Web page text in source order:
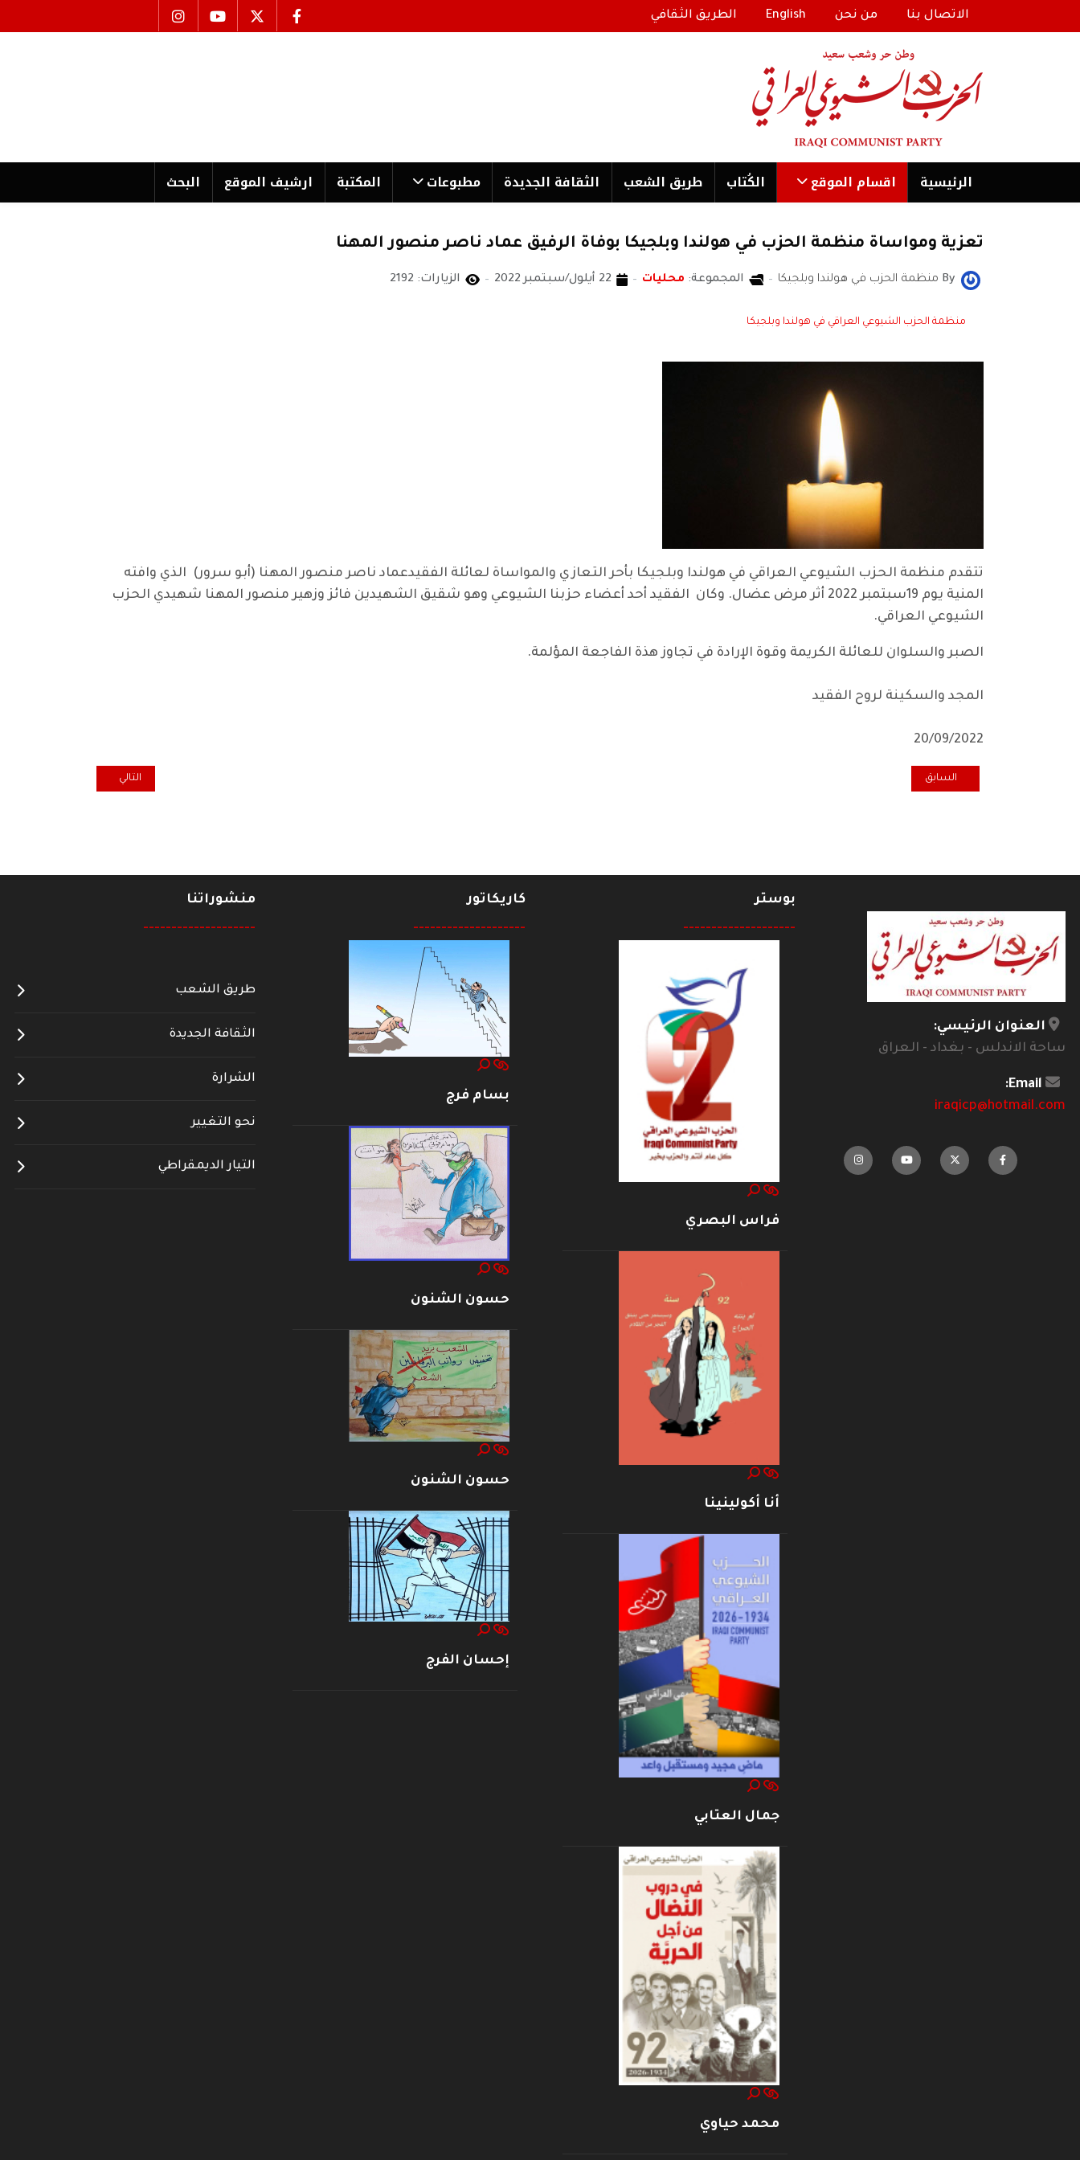
الاتصال بنا من نحن English الطريق الثقافي
الرئیسية اقسام الموقع الكُتاب طریق الشعب الثقافة الجدیدة مطبوعات المكتبة ارشیف الموقع البحث
تعزية ومواساة منظمة الحزب في هولندا وبلجيكا بوفاة الرفيق عماد ناصر منصور المهنا
By منظمة الحزب في هولندا وبلجيكا المجموعة: محليات 22 أيلول/سبتمبر 2022 الزيارات: 2192
منظمة الحزب الشيوعي العراقي في هولندا وبلجيكا
تتقدم منظمة الحزب الشيوعي العراقي في هولندا وبلجيكا بأحر التعازي والمواساة لعائلة الفقيدعماد ناصر منصور المهنا (أبو سرور) الذي وافته
المنية يوم 19سبتمبر 2022 أثر مرض عضال. وكان الفقيد أحد أعضاء حزبنا الشيوعي وهو شقيق الشهيدين فائز وزهير منصور المهنا شهيدي الحزب
الشيوعي العراقي.
الصبر والسلوان للعائلة الكريمة وقوة الإرادة في تجاوز هذة الفاجعة المؤلمة.
المجد والسكينة لروح الفقيد
20/09/2022
المقال السابق: تعزية منظمة الحزب في روسيا برحيل الفقيد حميد البكري
السابق المقال التالي: تعزية برحيل
التالي
العنوان الرئيسي:
ساحة الاندلس - بغداد - العراق
Email:
iraqicp@hotmail.com
بوستر
--------------------
فراس البصري
أنا أكولينينا
جمال العتابي
محمد حياوي
كاريكاتور
--------------------
بسام فرج
حسون الشنون
حسون الشنون
إحسان الفرج
منشوراتنا
--------------------
طريق الشعب
الثقافة الجديدة
الشرارة
نحو التغيير
التيار الديمقراطي